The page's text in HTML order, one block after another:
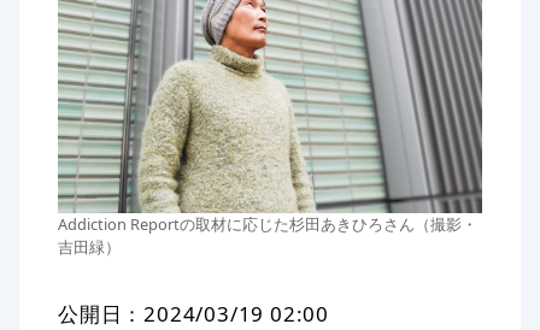
Addiction Reportの取材に応じた杉田あきひろさん（撮影・
吉田緑）
公開日：2024/03/19 02:00